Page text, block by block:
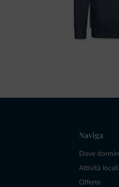
Naviga
Dove
Attività locali
Offerte